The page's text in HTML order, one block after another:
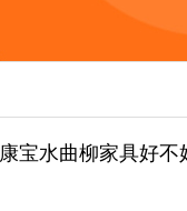
康宝水曲柳家具好